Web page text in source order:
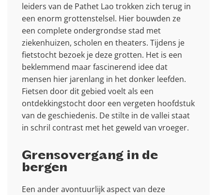
leiders van de Pathet Lao trokken zich terug in
een enorm grottenstelsel. Hier bouwden ze
een complete ondergrondse stad met
ziekenhuizen, scholen en theaters. Tijdens je
fietstocht bezoek je deze grotten. Het is een
beklemmend maar fascinerend idee dat
mensen hier jarenlang in het donker leefden.
Fietsen door dit gebied voelt als een
ontdekkingstocht door een vergeten hoofdstuk
van de geschiedenis. De stilte in de vallei staat
in schril contrast met het geweld van vroeger.
Grensovergang in de
bergen
Een ander avontuurlijk aspect van deze